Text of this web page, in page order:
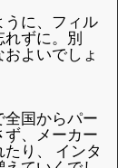
うに、フィル
ずに。別
よいでしょ
全国からパー
ず、メーカー
り、 インタ